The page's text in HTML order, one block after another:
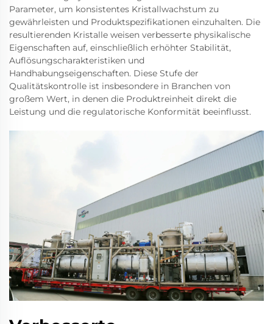
Parameter, um konsistentes Kristallwachstum zu
gewährleisten und Produktspezifikationen einzuhalten. Die
resultierenden Kristalle weisen verbesserte physikalische
Eigenschaften auf, einschließlich erhöhter Stabilität,
Auflösungscharakteristiken und
Handhabungseigenschaften. Diese Stufe der
Qualitätskontrolle ist insbesondere in Branchen von
großem Wert, in denen die Produktreinheit direkt die
Leistung und die regulatorische Konformität beeinflusst.